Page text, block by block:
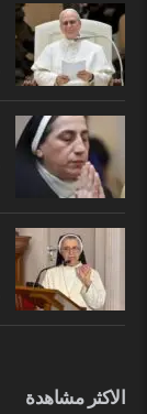
الاكثر مشاهدة